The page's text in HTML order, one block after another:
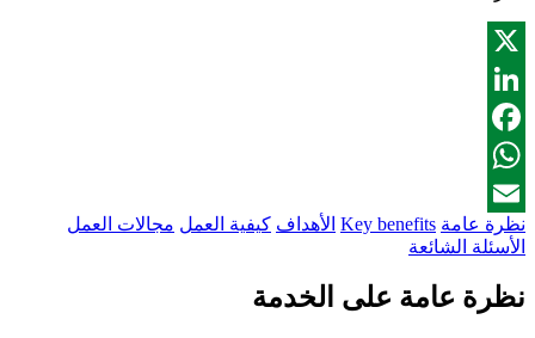
X
LinkedIn
Facebook
WhatsApp
Email
نظرة عامة Key benefits الأهداف كيفية العمل مجالات العمل
الأسئلة الشائعة
نظرة عامة على الخدمة